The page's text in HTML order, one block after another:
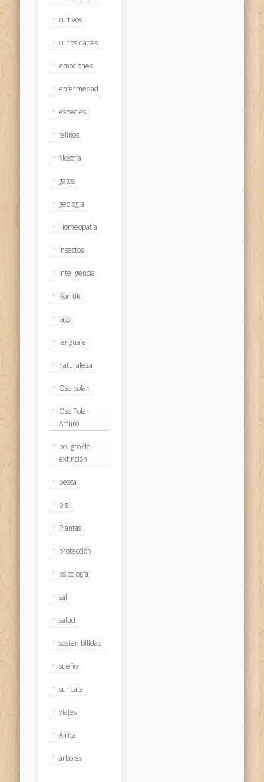
cultivos
curiosidades
emociones
enfermedad
especies
felinos
filosofía
gatos
geologia
Homeopatía
insectos
inteligencia
Kon tiki
lago
lenguaje
naturaleza
Oso polar
Oso Polar
Arturo
peligro de
extinción
pesca
piel
Plantas
protección
psicología
sal
salud
sostenibilidad
sueño
suricata
viajes
África
árboles